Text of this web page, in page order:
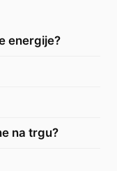
energije?
na trgu?